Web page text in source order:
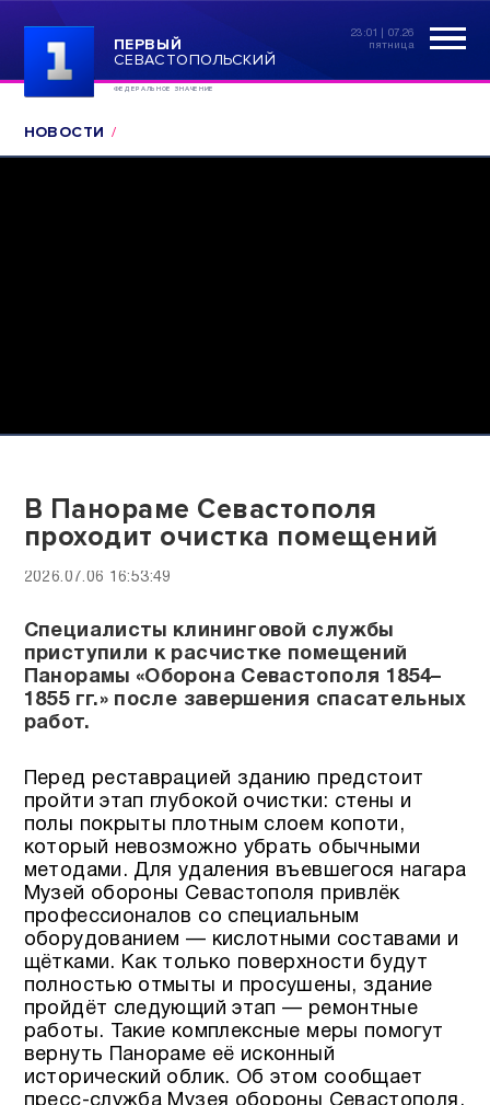
ПЕРВЫЙ
СЕВАСТОПОЛЬСКИЙ
ФЕДЕРАЛЬНОЕ ЗНАЧЕНИЕ
23:01 | 07.26
пятница
НОВОСТИ
В Панораме Севастополя
проходит очистка помещений
2026.07.06 16:53:49
Специалисты клининговой службы
приступили к расчистке помещений
Панорамы «Оборона Севастополя 1854–
1855 гг.» после завершения спасательных
работ.
Перед реставрацией зданию предстоит
пройти этап глубокой очистки: стены и
полы покрыты плотным слоем копоти,
который невозможно убрать обычными
методами. Для удаления въевшегося нагара
Музей обороны Севастополя привлёк
профессионалов со специальным
оборудованием — кислотными составами и
щётками. Как только поверхности будут
полностью отмыты и просушены, здание
пройдёт следующий этап — ремонтные
работы. Такие комплексные меры помогут
вернуть Панораме её исконный
исторический облик. Об этом сообщает
пресс-служба Музея обороны Севастополя.